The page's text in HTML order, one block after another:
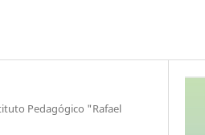
Pedagógico "Rafael